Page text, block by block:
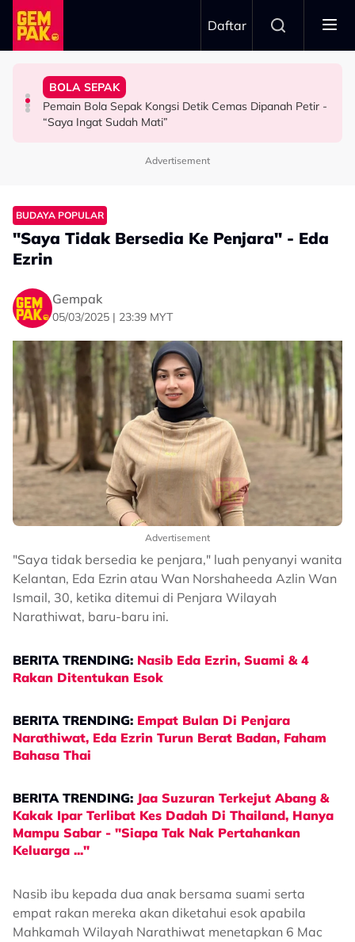
Skip to main content
Daftar
HIBURAN
Dakwa Pelakon Tak Serik Datang Lewat Ke Set,
Kesabaran Fasha Sandha Makin ‘Tipis’ - “Orang Macam
BOLA SEPAK
Pemain Bola Sepak Kongsi Detik Cemas Dipanah Petir -
“Saya Ingat Sudah Mati”
HIBURAN
Anne Ngasri Terharu Jadi Panel Program ‘Bidadari
Dambaan Syurga 2026’ - “Kita Tahu Permasalah Banyak
SELEBRITI
"Orang Keji Orang Fitnah Itu Normal" - Azza Elite
Advertisement
BUDAYA POPULAR
"Saya Tidak Bersedia Ke Penjara" - Eda
Ezrin
Gempak
05/03/2025 | 23:39 MYT
Advertisement
"Saya tidak bersedia ke penjara," luah penyanyi wanita
Kelantan, Eda Ezrin atau Wan Norshaheeda Azlin Wan
Ismail, 30, ketika ditemui di Penjara Wilayah
Narathiwat, baru-baru ini.
BERITA TRENDING: Nasib Eda Ezrin, Suami & 4
Rakan Ditentukan Esok
BERITA TRENDING: Empat Bulan Di Penjara
Narathiwat, Eda Ezrin Turun Berat Badan, Faham
Bahasa Thai
BERITA TRENDING: Jaa Suzuran Terkejut Abang &
Kakak Ipar Terlibat Kes Dadah Di Thailand, Hanya
Mampu Sabar - "Siapa Tak Nak Pertahankan
Keluarga ..."
Nasib ibu kepada dua anak bersama suami serta
empat rakan mereka akan diketahui esok apabila
Mahkamah Wilayah Narathiwat menetapkan 6 Mac